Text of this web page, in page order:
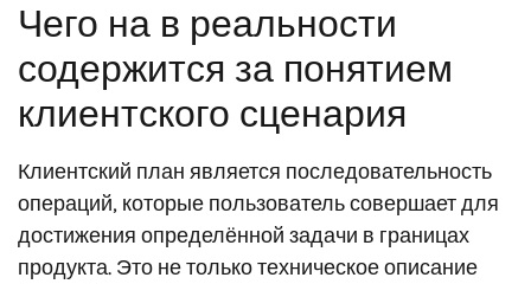
Чего на в реальности
содержится за понятием
клиентского сценария
Клиентский план является последовательность
операций, которые пользователь совершает для
достижения определённой задачи в границах
продукта. Это не только техническое описание